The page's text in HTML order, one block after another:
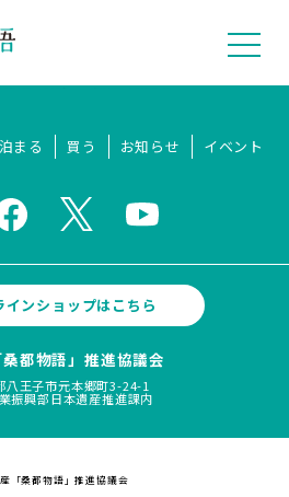
泊まる 買う お知らせ イベント
インショップはこちら
都物語」推進協議会
八王子市元本郷町3-24-1
振興部日本遺産推進課内
「桑都物語」推進協議会